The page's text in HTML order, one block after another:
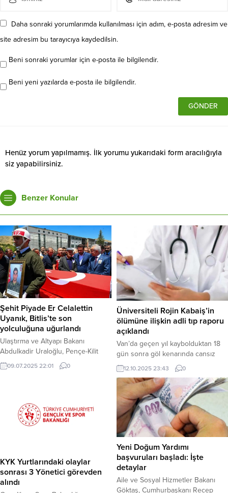
Daha sonraki yorumlarımda kullanılması için adım, e-posta adresim ve
site adresim bu tarayıcıya kaydedilsin.
Beni sonraki yorumlar için e-posta ile bilgilendir.
Beni yeni yazılarda e-posta ile bilgilendir.
Henüz yorum yapılmamış. İlk yorumu yukarıdaki form aracılığıyla
siz yapabilirsiniz.
Benzer Konular
Şehit Piyade Er Celalettin
Uyanık, Bitlis’te son
yolculuğuna uğurlandı
Ulaştırma ve Altyapı Bakanı
Abdulkadir Uraloğlu, Pençe-Kilit
Harekâtı bölgesinde görev
yaparken metan gazına maruz
cenaze törenine katıldı. Piyade
Sözleşmeli Er Celattin Uyanık,
şehidin memleketi Bitlis’te son
törende Şehit Uyanık için Bitlis...
09.07.2025 22:01 0
Üniversiteli Rojin Kabaiş’in
ölümüne ilişkin adli tıp raporu
açıklandı
Van’da geçen yıl kaybolduktan 18
gün sonra göl kenarında cansız
bedeni bulunan üniversite
öğrencisi Rojin Kabaiş’in (21)
ölümüne ilişkin Adli Tıp Kurumu
(ATK) raporu tamamlandı. Raporda,
Kabaiş’in cinsel saldırıya maruz
kaldığına, travmatik bir etkiyle
öldüğüne veya zehirlendiğine dair
tıbbi bir delil bulunmadığı
belirtilirken, ölüm nedeninin “suda
boğulma” olduğunun kabulü
gerektiği...
12.10.2025 23:43 0
KYK Yurtlarındaki olaylar
sonrası 3 Yönetici görevden
alındı
Yeni Doğum Yardımı
başvuruları başladı: İşte
detaylar
Aile ve Sosyal Hizmetler Bakanı
Göktaş, Cumhurbaşkanı Recep